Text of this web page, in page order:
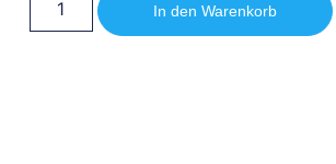
In den Warenkorb